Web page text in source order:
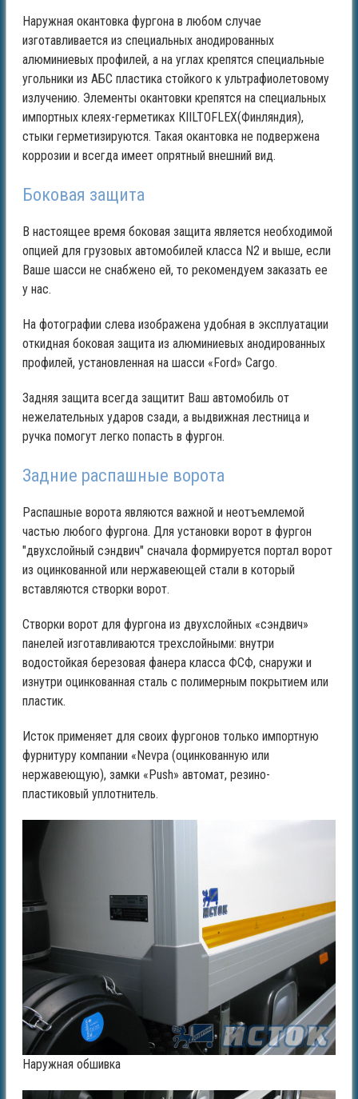
Наружная окантовка фургона в любом случае
изготавливается из специальных анодированных
алюминиевых профилей, а на углах крепятся специальные
угольники из АБС пластика стойкого к ультрафиолетовому
излучению. Элементы окантовки крепятся на специальных
импортных клеях-герметиках КIILTOFLEX(Финляндия),
стыки герметизируются. Такая окантовка не подвержена
коррозии и всегда имеет опрятный внешний вид.
Боковая защита
В настоящее время боковая защита является необходимой
опцией для грузовых автомобилей класса N2 и выше, если
Ваше шасси не снабжено ей, то рекомендуем заказать ее
у нас.
На фотографии слева изображена удобная в эксплуатации
откидная боковая защита из алюминиевых анодированных
профилей, установленная на шасси «Ford» Cargo.
Задняя защита всегда защитит Ваш автомобиль от
нежелательных ударов сзади, а выдвижная лестница и
ручка помогут легко попасть в фургон.
Задние распашные ворота
Распашные ворота являются важной и неотъемлемой
частью любого фургона. Для установки ворот в фургон
"двухслойный сэндвич" сначала формируется портал ворот
из оцинкованной или нержавеющей стали в который
вставляются створки ворот.
Створки ворот для фургона из двухслойных «сэндвич»
панелей изготавливаются трехслойными: внутри
водостойкая березовая фанера класса ФСФ, снаружи и
изнутри оцинкованная сталь с полимерным покрытием или
пластик.
Исток применяет для своих фургонов только импортную
фурнитуру компании «Nevpa (оцинкованную или
нержавеющую), замки «Push» автомат, резино-
пластиковый уплотнитель.
Наружная обшивка